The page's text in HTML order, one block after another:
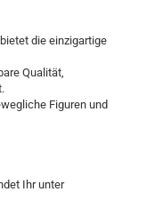
die einzigartige
Qualität,
Figuren und
Ihr unter